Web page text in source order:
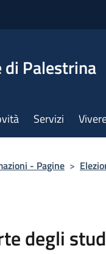
di Palestrina
Servizi
- Pagine >
degli